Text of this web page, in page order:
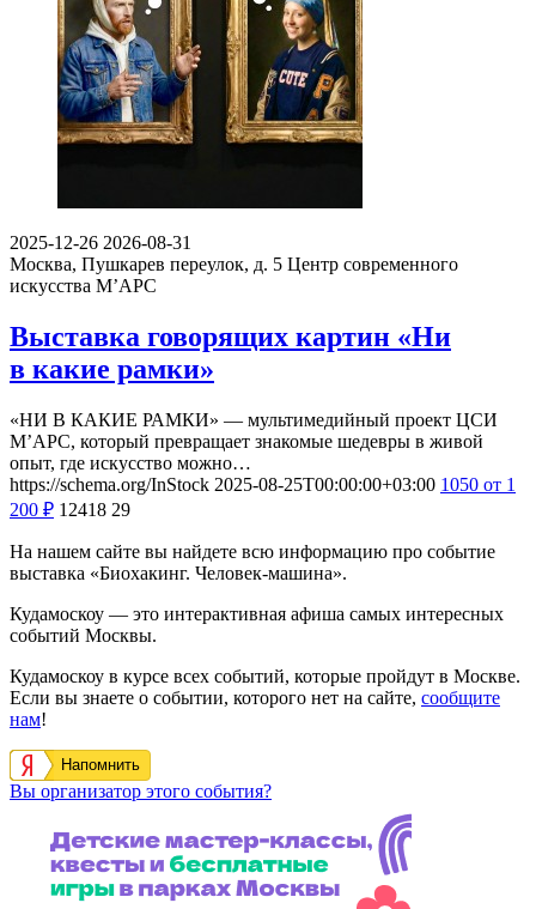
2025-12-26 2026-08-31
Москва, Пушкарев переулок, д. 5 Центр современного
искусства М’АРС
Выставка говорящих картин «Ни
в какие рамки»
«НИ В КАКИЕ РАМКИ» — мультимедийный проект ЦСИ
М’АРС, который превращает знакомые шедевры в живой
опыт, где искусство можно…
https://schema.org/InStock 2025-08-25T00:00:00+03:00 1050 от 1
200 ₽ 12418 29
На нашем сайте вы найдете всю информацию про событие
выставка «Биохакинг. Человек-машина».
Кудамоскоу — это интерактивная афиша самых интересных
событий Москвы.
Кудамоскоу в курсе всех событий, которые пройдут в Москве.
Если вы знаете о событии, которого нет на сайте, сообщите
нам!
Напомнить
Вы организатор этого события?